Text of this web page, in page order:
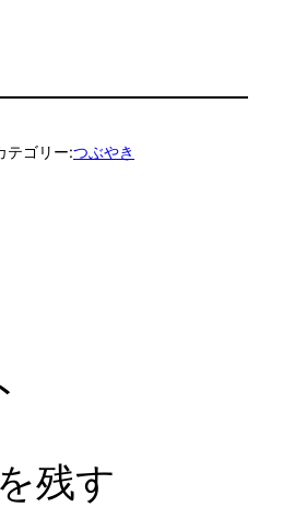
テゴリー:つぶやき
残す